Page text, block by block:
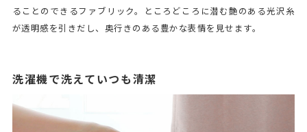
ることのできるファブリック。ところどころに潜む艶のある光沢糸
が透明感を引きだし、奥行きのある豊かな表情を見せます。
洗濯機で洗えていつも清潔